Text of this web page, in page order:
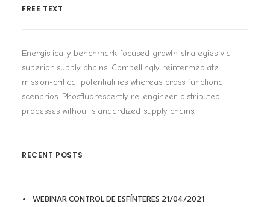
FREE TEXT
Energistically benchmark focused growth strategies via
superior supply chains. Compellingly reintermediate
mission-critical potentialities whereas cross functional
scenarios. Phosfluorescently re-engineer distributed
processes without standardized supply chains.
RECENT POSTS
WEBINAR CONTROL DE ESFÍNTERES 21/04/2021